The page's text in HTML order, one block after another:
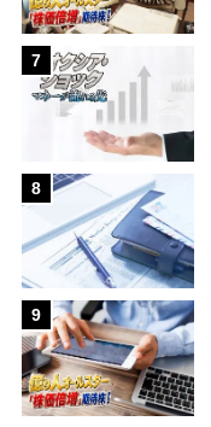
7
8
9